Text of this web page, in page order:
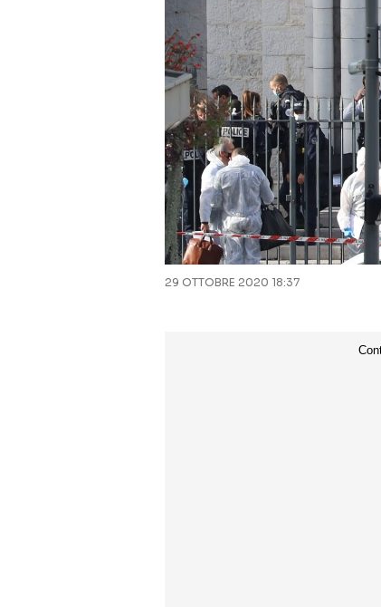
29 OTTOBRE 2020 18:37